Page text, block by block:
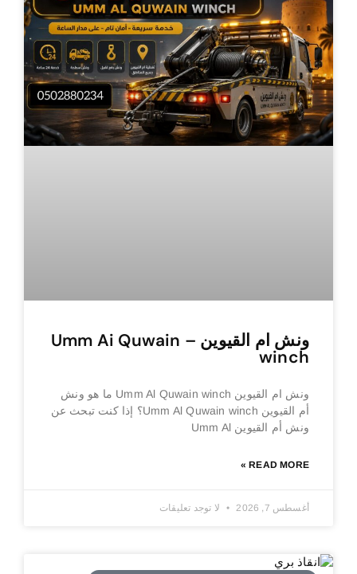
ونش ام القيوين – Umm Ai Quwain
winch
ونش ام القيوين Umm Al Quwain winch ما هو ونش
أم القيوين Umm Al Quwain winch؟ إذا كنت تبحث عن
ونش أم القيوين Umm Al
READ MORE »
أغسطس 7, 2026 لا توجد تعليقات